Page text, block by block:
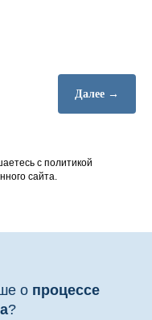
Далее →
с политикой
сайта.
о процессе
?